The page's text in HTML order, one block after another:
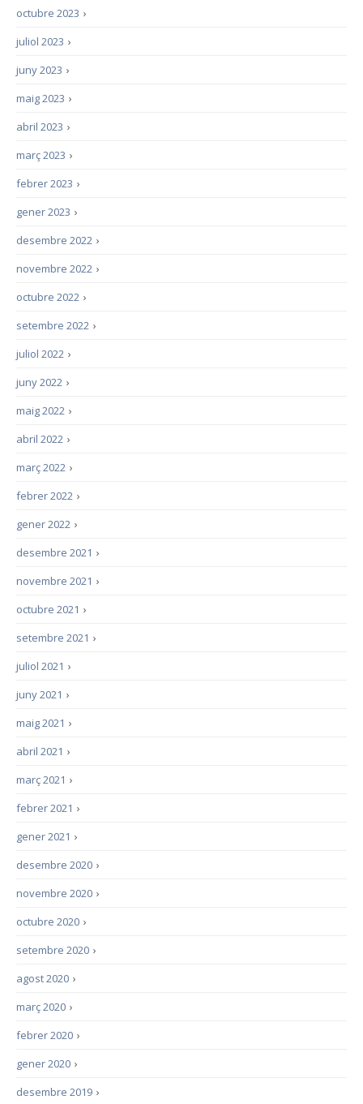
›
octubre 2023
›
juliol 2023
›
juny 2023
›
maig 2023
›
abril 2023
›
març 2023
›
febrer 2023
›
gener 2023
›
desembre 2022
›
novembre 2022
›
octubre 2022
›
setembre 2022
›
juliol 2022
›
juny 2022
›
maig 2022
›
abril 2022
›
març 2022
›
febrer 2022
›
gener 2022
›
desembre 2021
›
novembre 2021
›
octubre 2021
›
setembre 2021
›
juliol 2021
›
juny 2021
›
maig 2021
›
abril 2021
›
març 2021
›
febrer 2021
›
gener 2021
›
desembre 2020
›
novembre 2020
›
octubre 2020
›
setembre 2020
›
agost 2020
›
març 2020
›
febrer 2020
›
gener 2020
›
desembre 2019